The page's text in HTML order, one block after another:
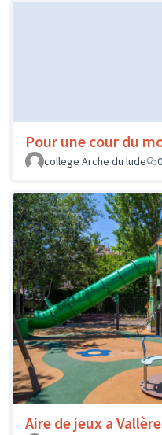
Pour une cour du
college Arche du lude
0
Aire de jeux a